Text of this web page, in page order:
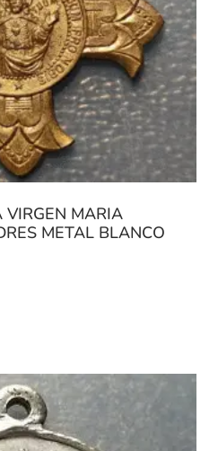
VIRGEN MARIA
METAL BLANCO